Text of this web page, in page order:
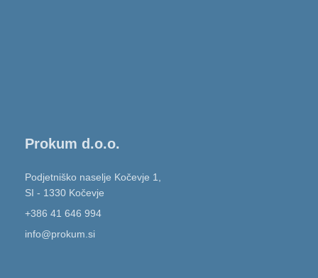
Prokum d.o.o.
Podjetniško naselje Kočevje 1,
SI - 1330 Kočevje
+386 41 646 994
info@prokum.si